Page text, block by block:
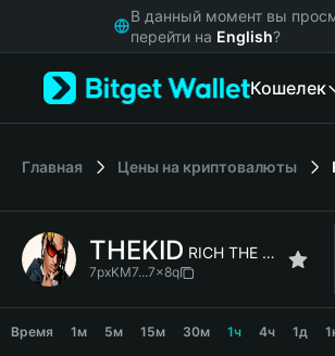
Русский
Italiano
简体中文
繁體中文
Bahasa Indonesia
В данный момент вы
перейти на English?
Кошелек
Главная Цены на криптовалюты
THEKID RICH THE KID
7pxKM7...7x8q
Время 1м 5м 15м 30м 1ч 4ч 1д